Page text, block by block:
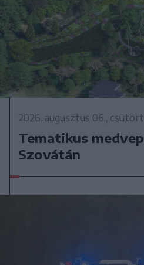
2026. augusztus 06.,
Tematikus
Szovátán